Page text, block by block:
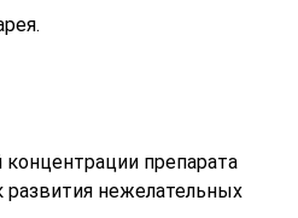
препарата
нежелательных